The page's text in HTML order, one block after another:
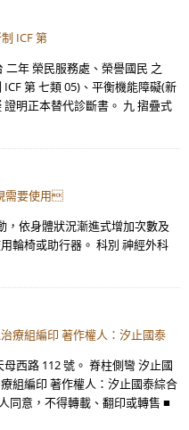
ICF 第
年 榮民服務處、榮譽國民 之
第 七類 05)、平衡機能障礙(新
明正本替代診斷書。 九 摺疊式
需要使用
，依身體狀況漸進式增加次數及
輪椅或助行器。 科別 神經外科
療組編印 著作權人：汐止國泰
西路 112 號。 脊柱側彎 汐止國
組編印 著作權人：汐止國泰綜合
同意，不得轉載、翻印或轉售 ■